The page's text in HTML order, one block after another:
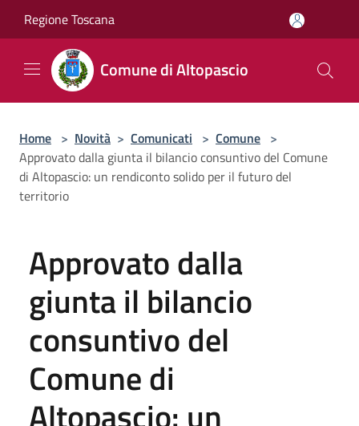
Regione Toscana
Comune di Altopascio
Home > Novità > Comunicati > Comune >
Approvato dalla giunta il bilancio consuntivo del Comune
di Altopascio: un rendiconto solido per il futuro del
territorio
Approvato dalla
giunta il bilancio
consuntivo del
Comune di